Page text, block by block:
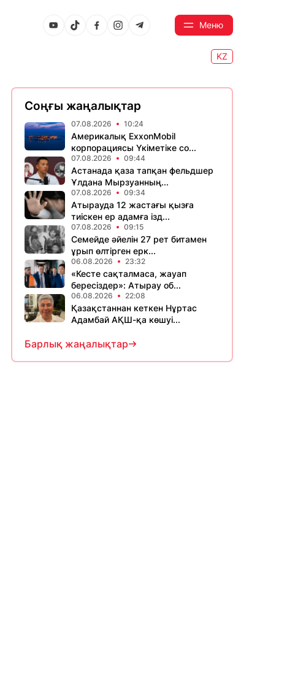
Меню
KZ
Соңғы жаңалықтар
07.08.2026 10:24
Америкалық ExxonMobil
корпорациясы Үкіметіке со...
07.08.2026 09:44
Астанада қаза тапқан фельдшер
Ұлдана Мырзуанның...
07.08.2026 09:34
Атырауда 12 жастағы қызға
тиіскен ер адамға ізд...
07.08.2026 09:15
Семейде әйелін 27 рет битамен
ұрып өлтірген ерк...
06.08.2026 23:32
«Кесте сақталмаса, жауап
бересіздер»: Атырау об...
06.08.2026 22:08
Қазақстаннан кеткен Нұртас
Адамбай АҚШ-қа көшуі...
Барлық жаңалықтар